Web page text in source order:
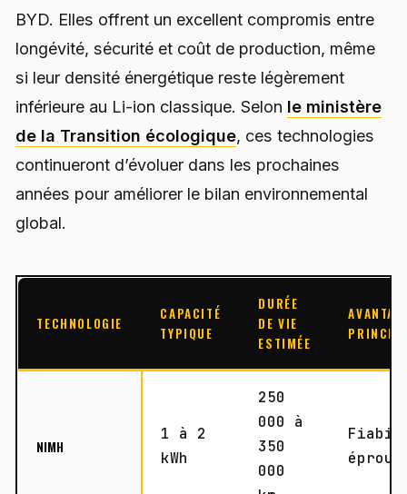
BYD. Elles offrent un excellent compromis entre
longévité, sécurité et coût de production, même
si leur densité énergétique reste légèrement
inférieure au Li-ion classique. Selon le ministère
de la Transition écologique, ces technologies
continueront d’évoluer dans les prochaines
années pour améliorer le bilan environnemental
global.
TECHNOLOGIE
CAPACITÉ
TYPIQUE
DURÉE
DE VIE
ESTIMÉE
NIMH
1 à 2
kWh
250
000 à
350
000